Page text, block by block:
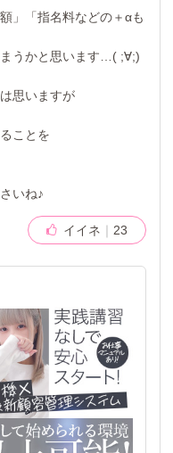
」「指名料などの＋αも
うかと思います…( ;∀;)
思いますが
ことを
いね♪
イイネ 23